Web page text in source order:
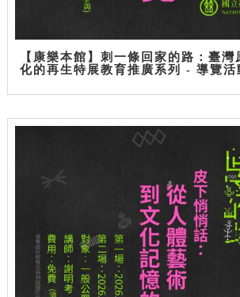
【康樂本館】刺一條回家的路：臺
化的再生特展教育推廣系列 - 導覽活